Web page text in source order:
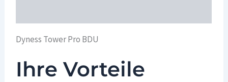
Dyness Tower Pro BDU
Ihre Vorteile